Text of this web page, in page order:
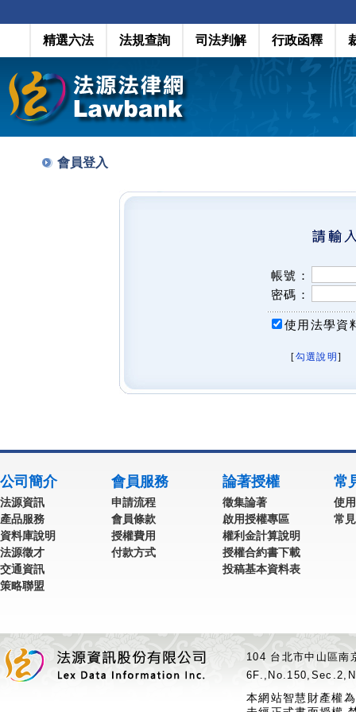
精選六法 法規查詢 司法判解 行政函釋
會員登入
帳號：
密碼：
使用法學資
[勾選說明 ]
公司簡介
法源資訊
產品服務
資料庫說明
法源徵才
交通資訊
策略聯盟
會員服務
申請流程
會員條款
授權費用
付款方式
論著授權
徵集論著
啟用授權專區
權利金計算說明
授權合約書下載
投稿基本資料表
常
使
常
104 台北市中山區
本網站智慧財產權